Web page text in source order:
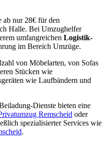
ab nur 28€ für den
Halle. Bei Umzughelfer
umfangreichen Logistik-
im Bereich Umzüge.
von Möbelarten, von Sofas
Stücken wie
wie Laufbändern und
Dienste bieten eine
Remscheid oder
spezialisierter Services wie
.